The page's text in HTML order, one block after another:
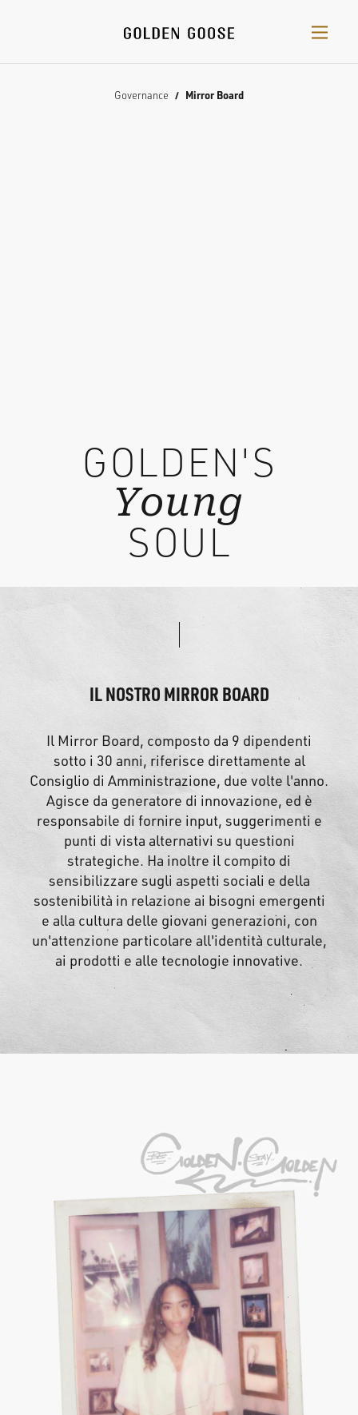
Governance Mirror Board
GOLDEN'S
Young
SOUL
IL NOSTRO MIRROR BOARD
Il Mirror Board, composto da 9 dipendenti
sotto i 30 anni, riferisce direttamente al
Consiglio di Amministrazione, due volte l'anno.
Agisce da generatore di innovazione, ed è
responsabile di fornire input, suggerimenti e
punti di vista alternativi su questioni
strategiche. Ha inoltre il compito di
sensibilizzare sugli aspetti sociali e della
sostenibilità in relazione ai bisogni emergenti
e alla cultura delle giovani generazioni, con
un'attenzione particolare all'identità culturale,
ai prodotti e alle tecnologie innovative.